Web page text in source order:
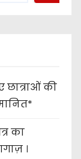
छात्राओं की
का
।